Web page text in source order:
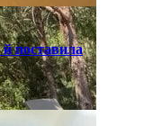
поставила